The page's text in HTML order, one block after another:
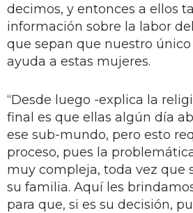
decimos, y entonces a ellos
información sobre la labor
que sepan que nuestro
ayuda a estas mujeres.
“Desde luego -explica la
final es que ellas algún día
ese sub-mundo, pero esto
proceso, pues la
muy compleja, toda vez que
su familia. Aquí les
para que, si es su decisión,